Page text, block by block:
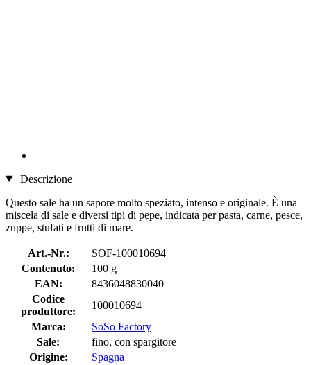
Descrizione
Questo sale ha un sapore molto speziato, intenso e originale. È una
miscela di sale e diversi tipi di pepe, indicata per pasta, carne, pesce,
zuppe, stufati e frutti di mare.
Art.-Nr.:
SOF-100010694
Contenuto:
100 g
EAN:
8436048830040
Codice
produttore:
100010694
Marca:
SoSo Factory
Sale:
fino, con spargitore
Origine:
Spagna